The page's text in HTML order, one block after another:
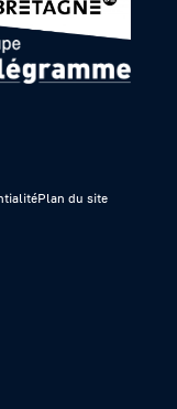
Plan du site